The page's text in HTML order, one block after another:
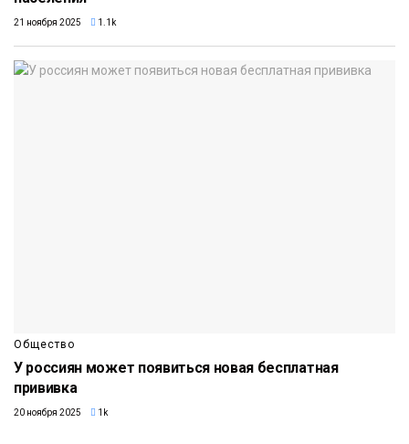
21 ноября 2025 1.1k
Общество
У россиян может появиться новая бесплатная
прививка
20 ноября 2025 1k